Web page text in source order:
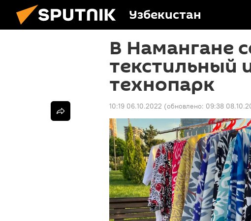
Узбекистан
В Намангане
текстильный
технопарк
10:19 06.10.2022 (обновлено: 09:38